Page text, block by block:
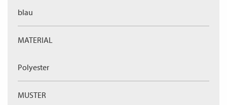
blau
MATERIAL
Polyester
MUSTER